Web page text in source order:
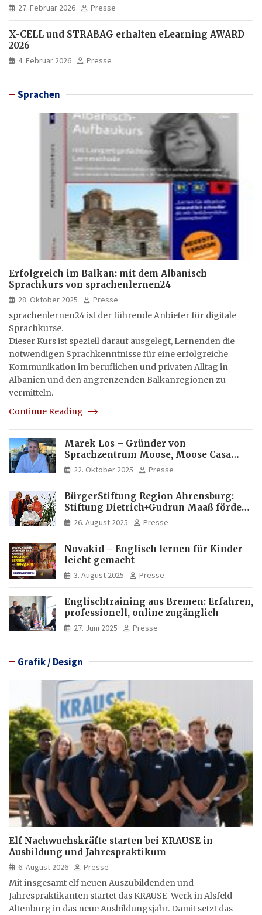
27. Februar 2026 Presse
X-CELL und STRABAG erhalten eLearning AWARD
2026
4. Februar 2026 Presse
Sprachen
Erfolgreich im Balkan: mit dem Albanisch
Sprachkurs von sprachenlernen24
28. Oktober 2025
Presse
sprachenlernen24 ist der führende Anbieter für digitale
Sprachkurse.
Dieser Kurs ist speziell darauf ausgelegt, Lernenden die
notwendigen Sprachkenntnisse für eine erfolgreiche
Kommunikation im beruflichen und privaten Alltag in
Albanien und den angrenzenden Balkanregionen zu
vermitteln.
Continue Reading
Marek Los – Gründer von
Sprachzentrum Moose, Moose Casa
Italia und Apartamento Brasil |
Internationaler Experte für Bildung
22. Oktober 2025 Presse
BürgerStiftung Region Ahrensburg:
Stiftung Dietrich+Gudrun Maaß fördert
Deutschkenntnisse von Frauen
26. August 2025 Presse
Novakid – Englisch lernen für Kinder
leicht gemacht
3. August 2025 Presse
Englischtraining aus Bremen: Erfahren,
professionell, online zugänglich
27. Juni 2025 Presse
Grafik / Design
Elf Nachwuchskräfte starten bei KRAUSE in
Ausbildung und Jahrespraktikum
6. August 2026
Presse
Mit insgesamt elf neuen Auszubildenden und
Jahrespraktikanten startet das KRAUSE-Werk in Alsfeld-
Altenburg in das neue Ausbildungsjahr. Damit setzt das